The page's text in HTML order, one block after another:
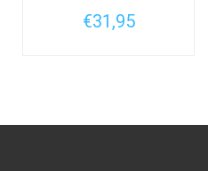
€31,95